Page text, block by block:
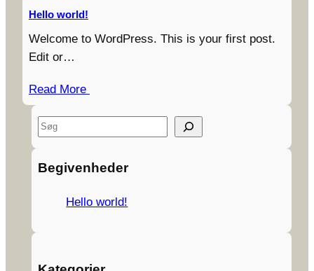
Hello world!
Welcome to WordPress. This is your first post.
Edit or…
Read More
S
a
Begivenheder
Hello world!